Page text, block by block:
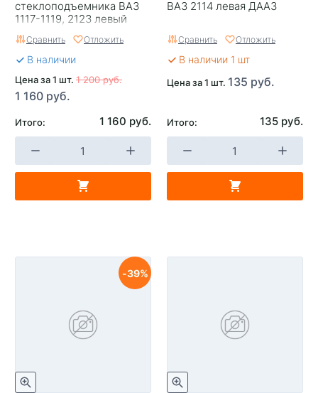
стеклоподъемника ВАЗ
1117-1119, 2123 левый
Startvolt VWR 0117
Сравнить Отложить
В наличии
Цена за 1 шт. 1 200 руб.
1 160 руб.
Итого: 1 160 руб.
ВАЗ 2114 левая ДААЗ
Сравнить Отложить
В наличии 1 шт
Цена за 1 шт. 135 руб.
Итого: 135 руб.
39